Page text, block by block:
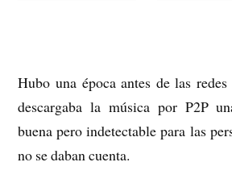
Hubo una época antes de las
descargaba la música por P2P
buena pero indetectable para las
no se daban cuenta.